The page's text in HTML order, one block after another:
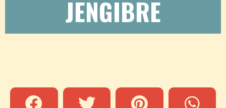
JENGIBRE